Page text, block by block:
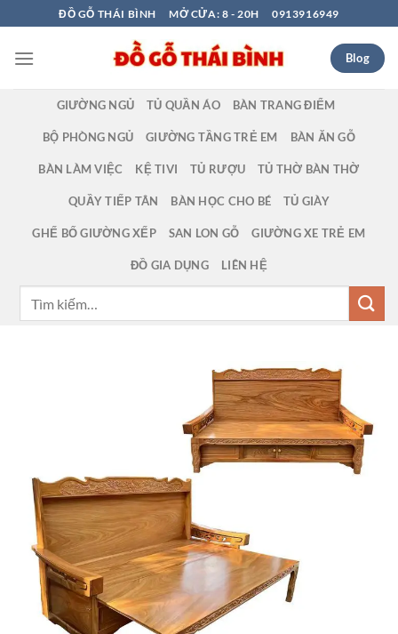
qua
nội
ĐỒ GỖ THÁI BÌNH MỞ CỬA: 8 - 20H 0913916949
Blog
GIƯỜNG NGỦ TỦ QUẦN ÁO BÀN TRANG ĐIỂM
BỘ PHÒNG NGỦ GIƯỜNG TẦNG TRẺ EM BÀN ĂN GỖ
BÀN LÀM VIỆC KỆ TIVI TỦ RƯỢU TỦ THỜ BÀN THỜ
QUẦY TIẾP TÂN BÀN HỌC CHO BÉ TỦ GIÀY
GHẾ BỐ GIƯỜNG XẾP SAN LON GỖ GIƯỜNG XE TRẺ EM
ĐỒ GIA DỤNG LIÊN HỆ